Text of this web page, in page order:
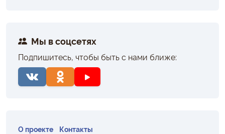
Мы в соцсетях
Подпишитесь, чтобы быть с нами ближе:
О проекте
Контакты